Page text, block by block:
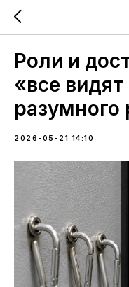
Роли и
«все
разумного
2026-05-21 14:10